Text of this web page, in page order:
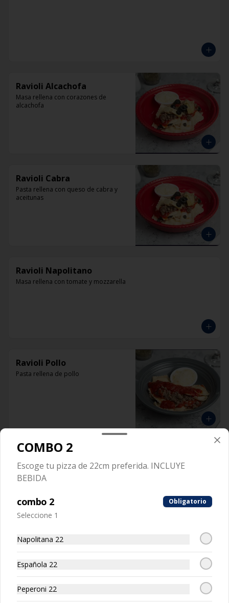
Ravioli Alcachofa
Masa rellena con corazones de
alcachofa
Ravioli Cabra
Pasta rellena con queso de cabra y
aceitunas
Ravioli Napolitano
Masa rellena con tomate y mozzarella
Ravioli Pollo
Pasta rellena de pollo
Raviolón De Jaiba
Pasta rellena con carne de jaiba
Spaguetti
COMBO 2
Escoge tu pizza de 22cm preferida. INCLUYE
BEBIDA
combo 2 Obligatorio
Seleccione 1
Napolitana 22
Española 22
Peperoni 22